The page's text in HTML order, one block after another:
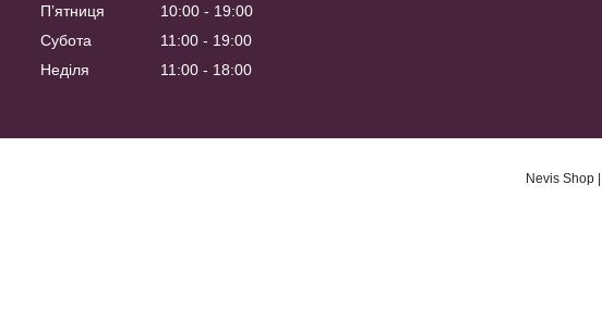
Пʼятниця
10:00
19:00
Субота
11:00
19:00
Неділя
11:00 18:00
Nevis Shop |